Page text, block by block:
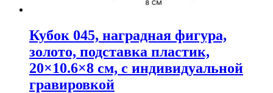
Кубок 045, наградная фигура,
золото, подставка пластик,
20×10.6×8 см, с индивидуальной
гравировкой